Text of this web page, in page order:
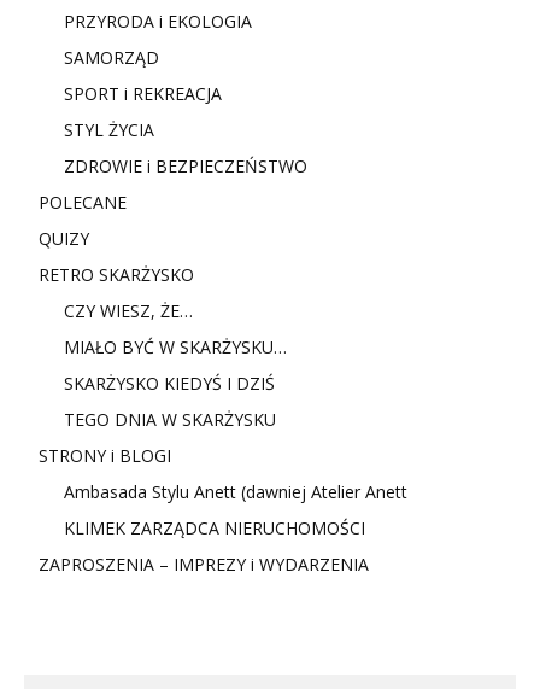
PRZYRODA i EKOLOGIA
SAMORZĄD
SPORT i REKREACJA
STYL ŻYCIA
ZDROWIE i BEZPIECZEŃSTWO
POLECANE
QUIZY
RETRO SKARŻYSKO
CZY WIESZ, ŻE…
MIAŁO BYĆ W SKARŻYSKU…
SKARŻYSKO KIEDYŚ I DZIŚ
TEGO DNIA W SKARŻYSKU
STRONY i BLOGI
Ambasada Stylu Anett (dawniej Atelier Anett
KLIMEK ZARZĄDCA NIERUCHOMOŚCI
ZAPROSZENIA – IMPREZY i WYDARZENIA